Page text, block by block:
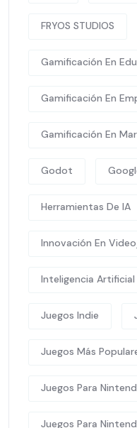
FRYOS STUDIOS
Gamificación En
Gamificación En
Gamificación En
Godot
Herramientas De IA
Innovación En
Inteligencia Artificial
Juegos Indie
Juegos Más
Juegos Para
Juegos Para